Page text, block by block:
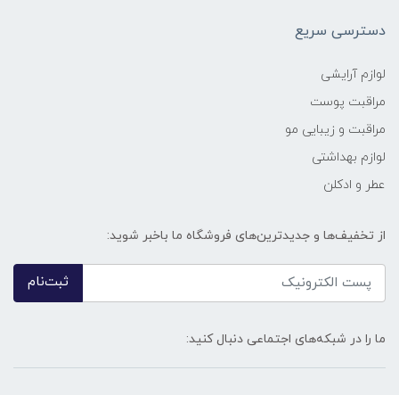
دسترسی سریع
لوازم آرایشی
مراقبت پوست
مراقبت و زیبایی مو
لوازم بهداشتی
عطر و ادکلن
از تخفیف‌ها و جدیدترین‌های فروشگاه ما باخبر شوید:
ثبت‌نام
ما را در شبکه‌های اجتماعی دنبال کنید: